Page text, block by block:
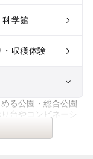
科学館
・収穫体験
る公園・総合公園
台やコンビネーシ